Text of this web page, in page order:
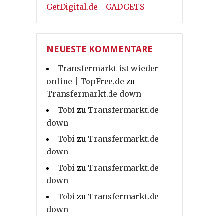
GetDigital.de - GADGETS
NEUESTE KOMMENTARE
Transfermarkt ist wieder
online | TopFree.de zu
Transfermarkt.de down
Tobi zu Transfermarkt.de
down
Tobi zu Transfermarkt.de
down
Tobi zu Transfermarkt.de
down
Tobi zu Transfermarkt.de
down